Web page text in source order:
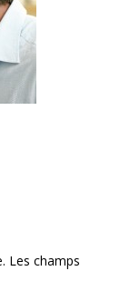
Les champs